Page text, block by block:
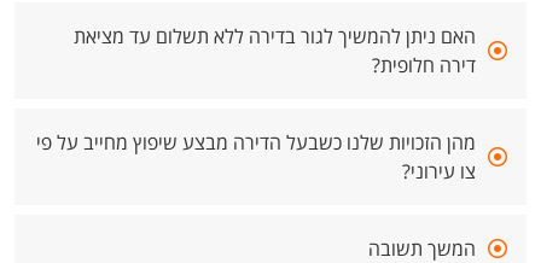
האם ניתן להמשיך לגור בדירה ללא תשלום עד מציאת
דירה חלופית?
מהן הזכויות שלנו כשבעל הדירה מבצע שיפוץ מחייב על פי
צו עירוני?
המשך תשובה